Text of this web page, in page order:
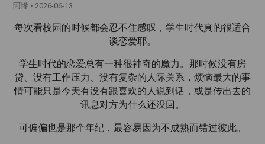
阿慘 • 2026-06-13
每次看校园的时候都会忍不住感叹，学生时代真的很适合
谈恋爱耶。
学生时代的恋爱总有一种很神奇的魔力。那时候没有房
贷、没有工作压力、没有复杂的人际关系，烦恼最大的事
情可能只是今天有没有跟喜欢的人说到话，或是传出去的
讯息对方为什么还没回。
可偏偏也是那个年纪，最容易因为不成熟而错过彼此。